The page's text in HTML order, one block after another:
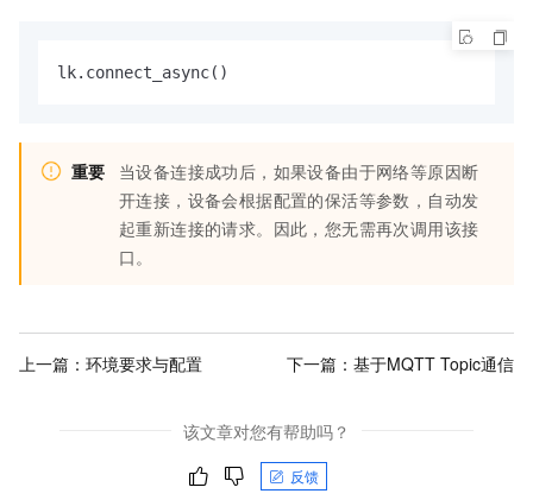
lk.connect_async()
重要
当设备连接成功后，如果设备由于网络等原因断
开连接，设备会根据配置的保活等参数，自动发
起重新连接的请求。因此，您无需再次调用该接
口。
上一篇： 环境要求与配置 下一篇： 基于MQTT Topic通信
该文章对您有帮助吗？
反馈